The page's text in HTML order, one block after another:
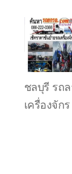
รถยก
รถ
ชลบุรี รถ
เครื่องจัก